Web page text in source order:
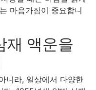
마음가짐이 중요합니
재 액운을
니라, 일상에서 다양한